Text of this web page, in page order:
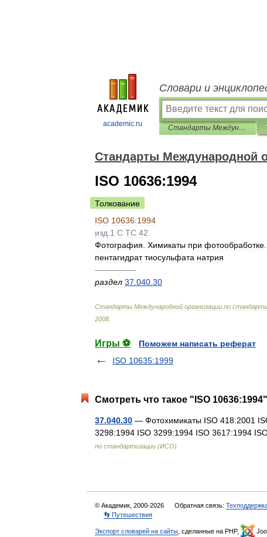
academic.ru
Словари и
Стандарты Международной организации по стандартизации (ИСО)
Стандарты Международной
ISO 10636:1994
Толкование
ISO 10636:1994
изд 1 C TC 42
Фотография Химикаты при фотообработке
пентагидрат тиосульфата натрия
—————
раздел 37 040 30
Стандарты Международной организации по
2008
Игры ⚽
Поможем написать реферат
ISO 10635:1999
Смотреть что такое "ISO
37.040.30 — Фотохимикаты ISO 418:2001
3298:1994 ISO 3299:1994 ISO 3617:1994
по стандартизации (ИСО)
© Академик, 2000-2026 Обратная связь:
👣 Путешествия
Экспорт словарей на сайты , сделанные на PHP,